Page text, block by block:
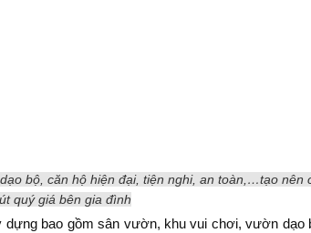
bộ, căn hộ hiện đại, tiện nghi, an toàn,…tạo nên
quý giá bên gia đình
bao gồm sân vườn, khu vui chơi, vườn dạo